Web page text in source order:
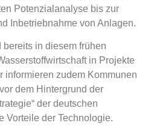
Potenzialanalyse bis zur
Inbetriebnahme von Anlagen.
in diesem frühen
in Projekte
informieren zudem Kommunen
dem Hintergrund der
der deutschen
Vorteile der Technologie.